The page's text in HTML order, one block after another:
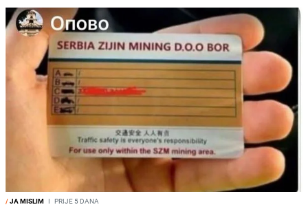
/JA MISLIM I PRIJE 5 DANA